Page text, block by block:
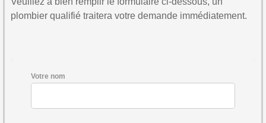
plombier qualifié traitera votre demande immédiatement.
Votre nom